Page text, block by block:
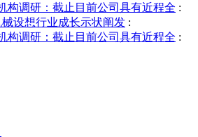
构调研：截止目前公司具有近程全 :
械设想行业成长示状阐发 :
构调研：截止目前公司具有近程全 :